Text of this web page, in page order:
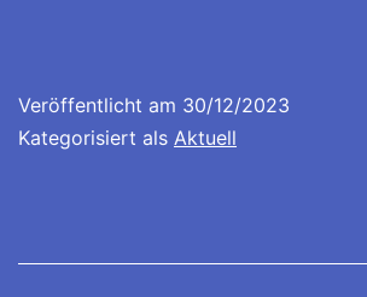
Veröffentlicht am 30/12/2023
Kategorisiert als Aktuell